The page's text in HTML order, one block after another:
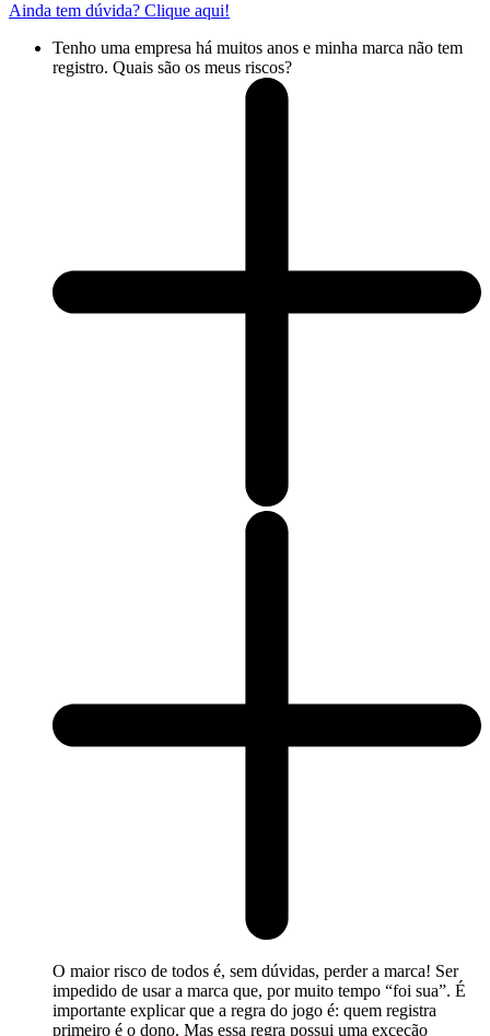
Ainda tem dúvida? Clique aqui!
Tenho uma empresa há muitos anos e minha marca não tem
registro. Quais são os meus riscos?
O maior risco de todos é, sem dúvidas, perder a marca! Ser
impedido de usar a marca que, por muito tempo “foi sua”. É
importante explicar que a regra do jogo é: quem registra
primeiro é o dono. Mas essa regra possui uma exceção